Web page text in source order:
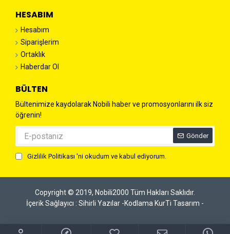
HESABIM
Hesabım
Siparişlerim
Ortaklık
Haberdar Ol
BÜLTEN
Bültenimize kaydolarak Nobili haber ve promosyonlarını ilk siz
öğrenin!
Gönder
Gizlilik Politikası 'ni okudum ve kabul ediyorum.
Copyright © 2019, Nobili2000 Tüm Hakları Saklıdır.
İçerik Sağlayıcı : Sihirli Yazılar -Kodlama KurTi Tasarım -